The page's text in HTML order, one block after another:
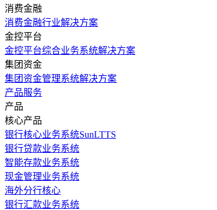
消费金融
消费金融行业解决方案
金控平台
金控平台综合业务系统解决方案
集团资金
集团资金管理系统解决方案
产品服务
产品
核心产品
银行核心业务系统SunLTTS
银行贷款业务系统
智能存款业务系统
现金管理业务系统
海外分行核心
银行汇款业务系统